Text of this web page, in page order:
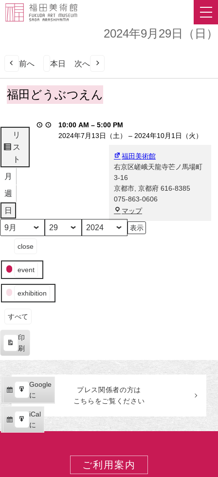
2024年9月29日（日）
前へ 本日 次へ
福
田
つ
ん
福田どうぶつえん
10:00 AM – 5:00 PM
2024年7月13日（土）
– 2024年10月1日（火）
福田美術館
右京区嵯峨天龍寺芒ノ馬場町
3-16
京都市 京都府 616-8385
075-863-0606
マップ福
田
美
リ
ス
ト
表
月
週
日
月
日
年
ン
ト
の
カ
close
event
exhibition
すべて
印
刷
示
Google
で
購
読
iCal
で
購
Google
に
エ
ク
ス
ポ
iCal
に
エ
プレス関係者の方は
こちらをご覧ください
ご利用案内